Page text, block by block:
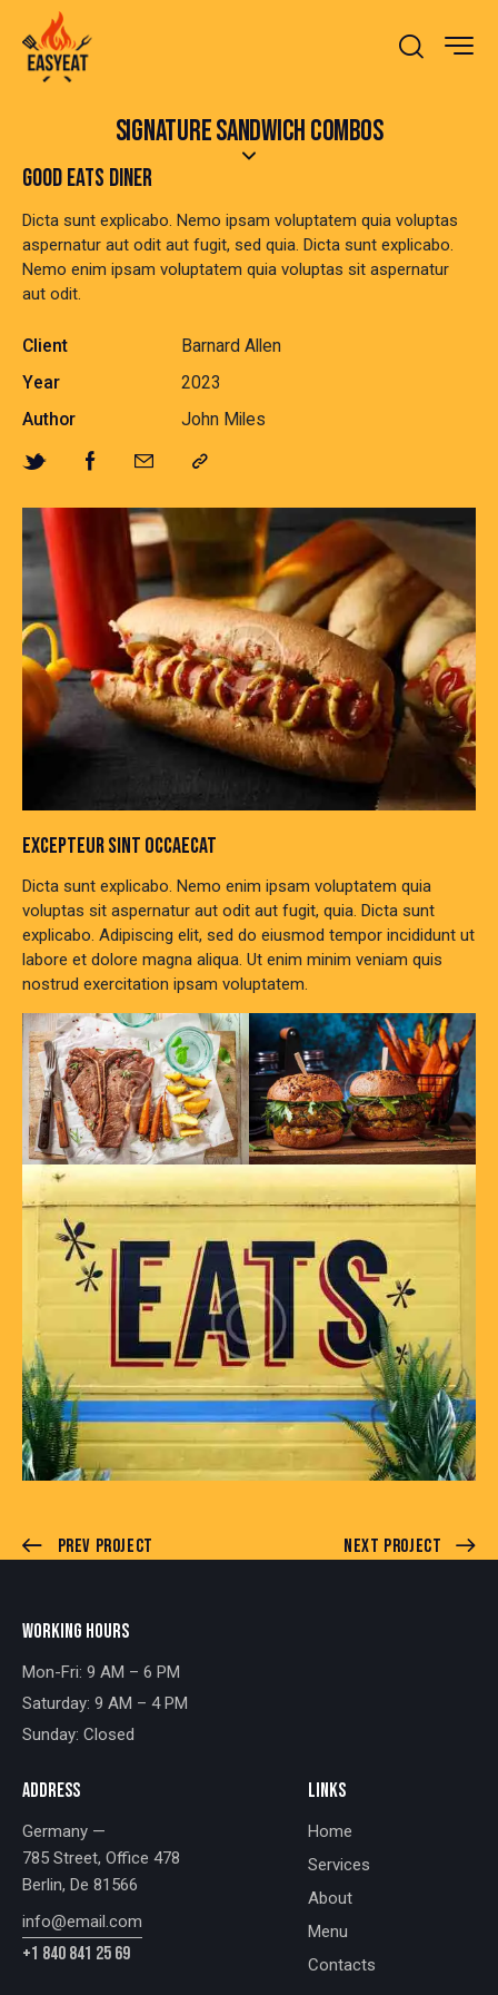
SIGNATURE SANDWICH COMBOS
GOOD EATS DINER
Dicta sunt explicabo. Nemo ipsam voluptatem quia voluptas
aspernatur aut odit aut fugit, sed quia. Dicta sunt explicabo.
Nemo enim ipsam voluptatem quia voluptas sit aspernatur
aut odit.
Client
Barnard Allen
Year
2023
Author
John Miles
EXCEPTEUR SINT OCCAECAT
Dicta sunt explicabo. Nemo enim ipsam voluptatem quia
voluptas sit aspernatur aut odit aut fugit, quia. Dicta sunt
explicabo. Adipiscing elit, sed do eiusmod tempor incididunt ut
labore et dolore magna aliqua. Ut enim minim veniam quis
nostrud exercitation ipsam voluptatem.
Prev Project Next Project
WORKING HOURS
Mon-Fri: 9 AM – 6 PM
Saturday: 9 AM – 4 PM
Sunday: Closed
ADDRESS
Germany —
785 Street, Office 478
Berlin, De 81566
info@email.com
+1 840 841 25 69
LINKS
Home
Services
About
Menu
Contacts